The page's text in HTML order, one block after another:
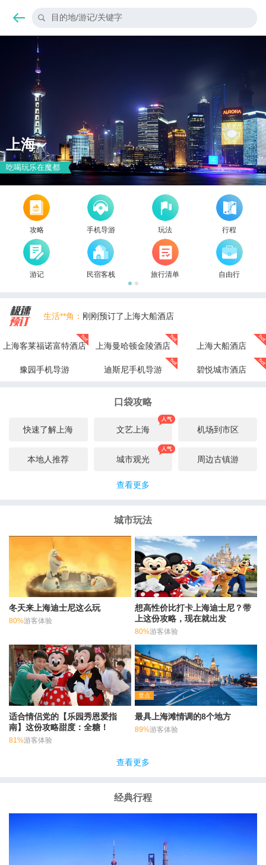
目的地/游记/关键字
上海
吃喝玩乐在魔都
攻略 手机导游 玩法 行程
游记 民宿客栈 旅行清单 自由行
生活**角： 刚刚预订了上海大船酒店
刚刚预订了迪斯尼手机导游
刚刚预订了碧悦城市酒店
刚刚预订了豫园手机导游
安*浅：刚刚预订了上海大船酒店
上海客莱福诺富特酒店 上海曼哈顿金陵酒店 上海大船酒店
豫园手机导游 迪斯尼手机导游 碧悦城市酒店
口袋攻略
快速了解上海 文艺上海 机场到市区
本地人推荐 城市观光 周边古镇游
查看更多
城市玩法
冬天来上海迪士尼这么玩
80%游客体验
想高性价比打卡上海迪士尼？带
上这份攻略，现在就出发
80%游客体验
适合情侣党的【乐园秀恩爱指
南】这份攻略甜度：全糖！
81%游客体验
景点
最具上海滩情调的8个地方
89%游客体验
查看更多
经典行程